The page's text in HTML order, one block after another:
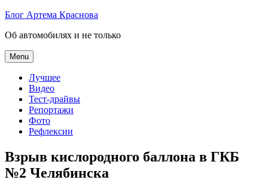
Skip
content
Блог Артема Краснова
Об автомобилях и не только
Menu
Лучшее
Видео
Тест-драйвы
Репортажи
Фото
Рефлексии
Взрыв кислородного баллона в ГКБ
№2 Челябинска